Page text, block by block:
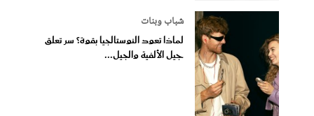
شباب وبنات
لماذا تعود النوستالجيا بقوة؟ سر تعلق
جيل الألفية والجيل...